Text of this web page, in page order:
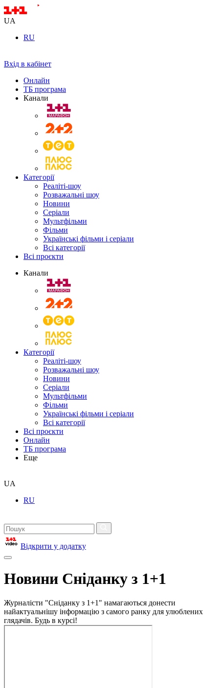
UA
RU
Вхід в кабінет
Онлайн
ТБ програма
Канали
Категорії
Реаліті-шоу
Розважальні шоу
Новини
Серіали
Мультфільми
Фільми
Українські фільми і серіали
Всі категорії
Всі проєкти
Канали
Категорії
Реаліті-шоу
Розважальні шоу
Новини
Серіали
Мультфільми
Фільми
Українські фільми і серіали
Всі категорії
Всі проєкти
Онлайн
ТБ програма
Еще
UA
RU
Відкрити у додатку
Новини Сніданку з 1+1
Журналісти "Сніданку з 1+1" намагаються донести
найактуальнішу інформацію з самого ранку для улюблених
глядачів. Будь в курсі!